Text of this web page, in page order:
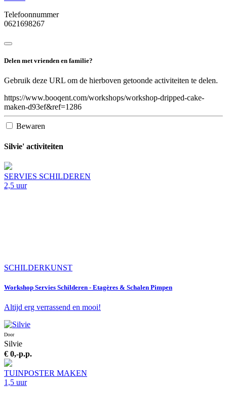
Telefoonnummer
0621698267
Delen met vrienden en familie?
Gebruik deze URL om de hierboven getoonde activiteiten te delen.
https://www.booqent.com/workshops/workshop-dripped-cake-
maken-d93ef&ref=1286
Bewaren
Silvie' activiteiten
SERVIES SCHILDEREN
2,5 uur
SCHILDERKUNST
Workshop Servies Schilderen - Etagères & Schalen Pimpen
Altijd erg verrassend en mooi!
Door
Silvie
€ 0,-p.p.
TUINPOSTER MAKEN
1,5 uur